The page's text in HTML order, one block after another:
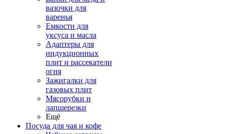
вазочки для
варенья
Емкости для
уксуса и масла
Адаптеры для
индукционных
плит и рассекатели
огня
Зажигалки для
газовых плит
Мясорубки и
лапшерезки
Ещё
Посуда для чая и кофе